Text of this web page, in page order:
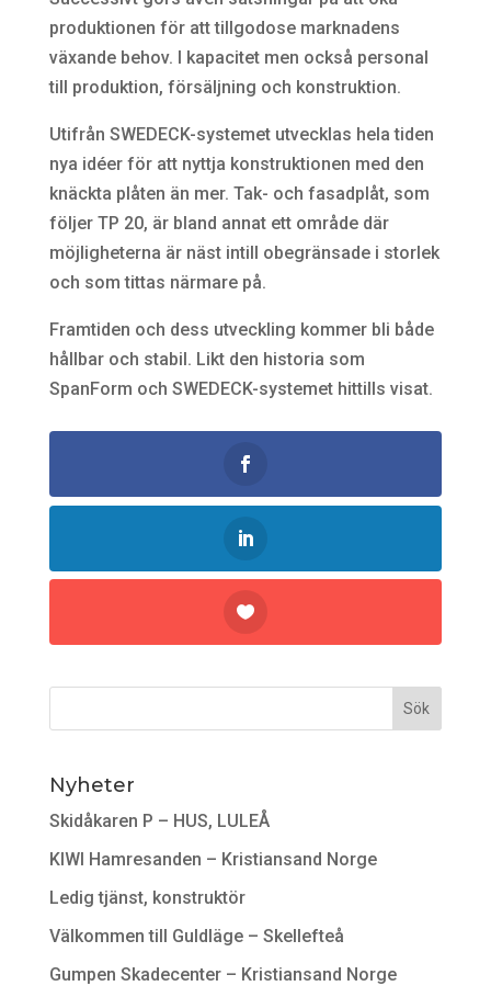
produktionen för att tillgodose marknadens
växande behov. I kapacitet men också personal
till produktion, försäljning och konstruktion.
Utifrån SWEDECK-systemet utvecklas hela tiden
nya idéer för att nyttja konstruktionen med den
knäckta plåten än mer. Tak- och fasadplåt, som
följer TP 20, är bland annat ett område där
möjligheterna är näst intill obegränsade i storlek
och som tittas närmare på.
Framtiden och dess utveckling kommer bli både
hållbar och stabil. Likt den historia som
SpanForm och SWEDECK-systemet hittills visat.
Nyheter
Skidåkaren P – HUS, LULEÅ
KIWI Hamresanden – Kristiansand Norge
Ledig tjänst, konstruktör
Välkommen till Guldläge – Skellefteå
Gumpen Skadecenter – Kristiansand Norge